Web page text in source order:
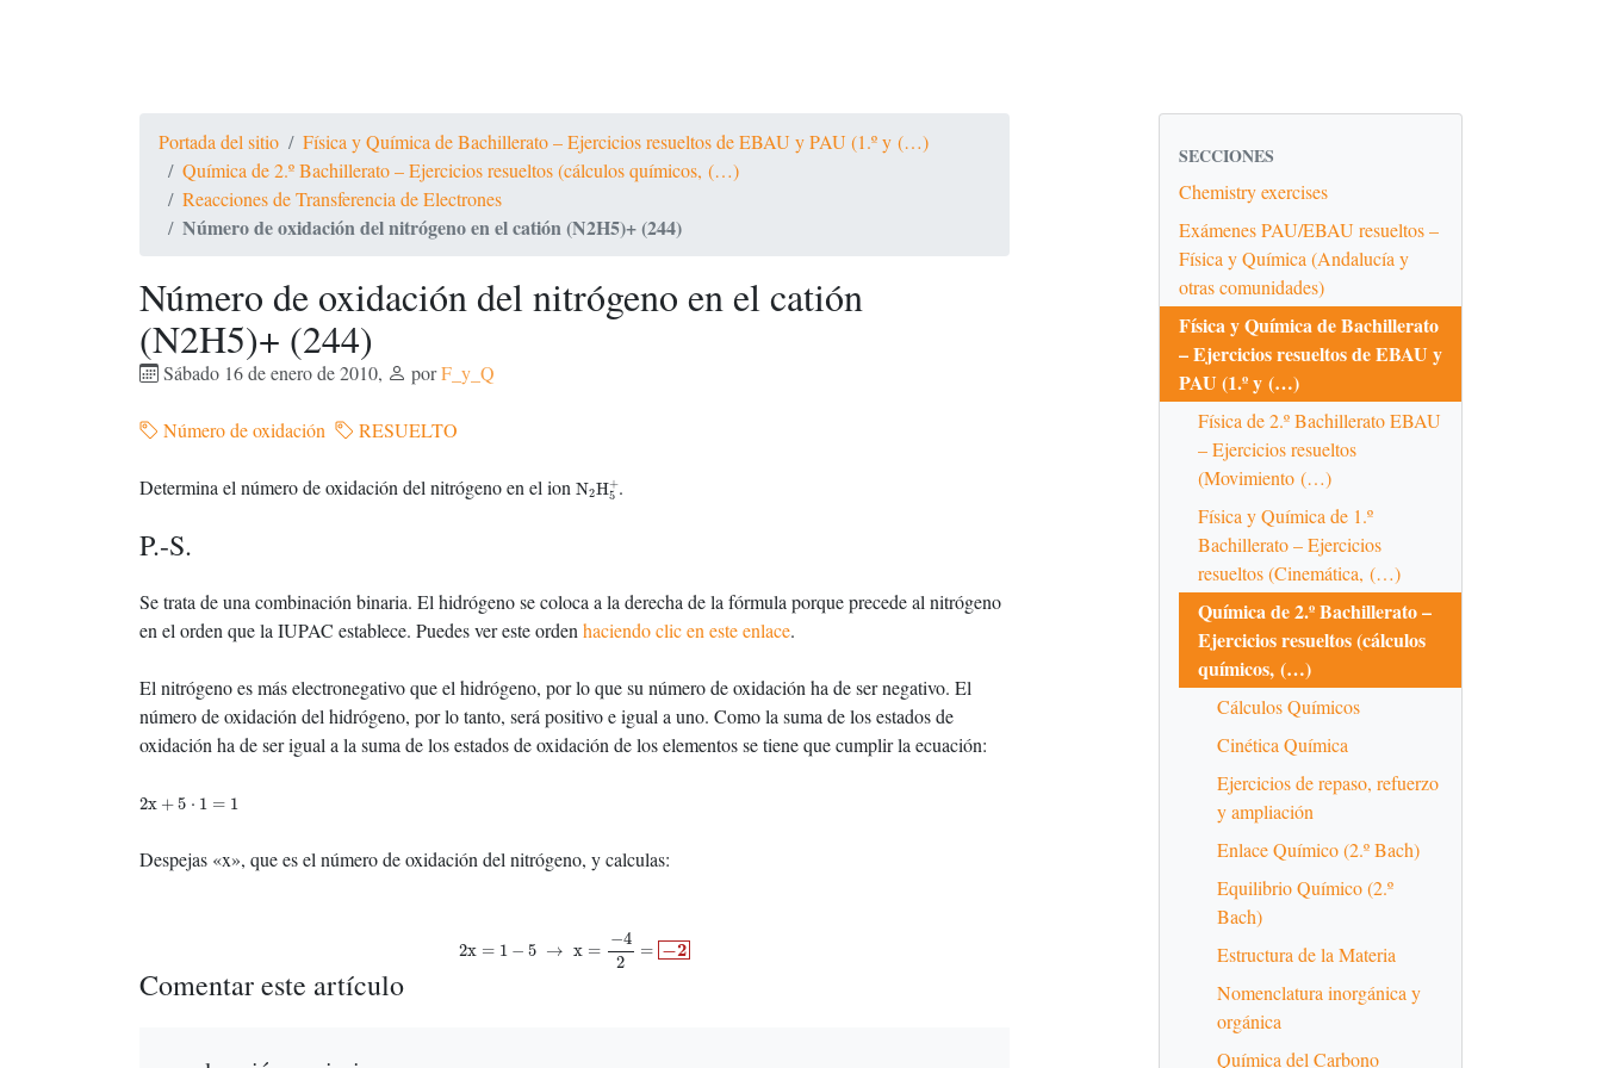
Portada del sitio
Física y Química de Bachillerato – Ejercicios resueltos de EBAU y PAU (1.º y (…)
Química de 2.º Bachillerato – Ejercicios resueltos (cálculos químicos, (…)
Reacciones de Transferencia de Electrones
Número de oxidación del nitrógeno en el catión (N2H5)+ (244)
Número de oxidación del nitrógeno en el catión
(N2H5)+ (244)
Sábado 16 de enero de 2010, porF_y_Q
Número de oxidación RESUELTO
Determina el número de oxidación del nitrógeno en el ion N2H+
5
N 2H5.
P.-S.
Se trata de una combinación binaria. El hidrógeno se coloca a la derecha de la fórmula porque precede al nitrógeno
en el orden que la IUPAC establece. Puedes ver este orden haciendo clic en este enlace.
El nitrógeno es más electronegativo que el hidrógeno, por lo que su número de oxidación ha de ser negativo. El
número de oxidación del hidrógeno, por lo tanto, será positivo e igual a uno. Como la suma de los estados de
oxidación ha de ser igual a la suma de los estados de oxidación de los elementos se tiene que cumplir la ecuación:
2x + 5 ⋅ 1 = 1
2x+ 5 ⋅1 = 1
Despejas «x», que es el número de oxidación del nitrógeno, y calculas:
2x = 1 − 5 → x =
−4
2
= −2
Comentar este artículo
SECCIONES
Chemistry exercises
Exámenes PAU/EBAU resueltos –
Física y Química (Andalucía y
otras comunidades)
Física y Química de Bachillerato
– Ejercicios resueltos de EBAU y
PAU (1.º y (…)
Física de 2.º Bachillerato EBAU
– Ejercicios resueltos
(Movimiento (…)
Física y Química de 1.º
Bachillerato – Ejercicios
resueltos (Cinemática, (…)
Química de 2.º Bachillerato –
Ejercicios resueltos (cálculos
químicos, (…)
Cálculos Químicos
Cinética Química
Ejercicios de repaso, refuerzo
y ampliación
Enlace Químico (2.º Bach)
Equilibrio Químico (2.º
Bach)
Estructura de la Materia
Nomenclatura inorgánica y
orgánica
Química del Carbono